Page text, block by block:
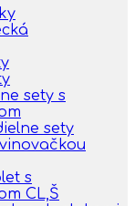
sety s
sety
s
CL,Š